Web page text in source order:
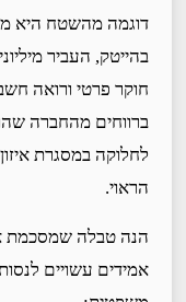
דוגמה מהשטח היא
בהייטק, העביר
חוקר פרטי ורואה
ברווחים מהחברה
לחלוקה במסגרת
הראוי.
הנה טבלה שמסכמת
אמידים עשויים